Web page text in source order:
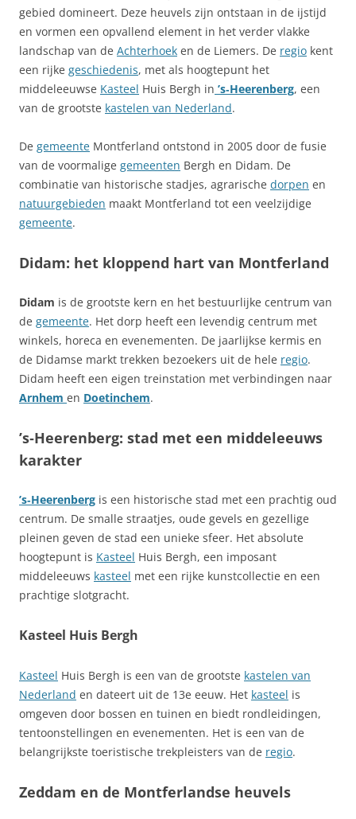
gebied domineert. Deze heuvels zijn ontstaan in de ijstijd
en vormen een opvallend element in het verder vlakke
landschap van de Achterhoek en de Liemers. De regio kent
een rijke geschiedenis, met als hoogtepunt het
middeleeuwse Kasteel Huis Bergh in ’s‑Heerenberg, een
van de grootste kastelen van Nederland.
De gemeente Montferland ontstond in 2005 door de fusie
van de voormalige gemeenten Bergh en Didam. De
combinatie van historische stadjes, agrarische dorpen en
natuurgebieden maakt Montferland tot een veelzijdige
gemeente.
Didam: het kloppend hart van Montferland
Didam is de grootste kern en het bestuurlijke centrum van
de gemeente. Het dorp heeft een levendig centrum met
winkels, horeca en evenementen. De jaarlijkse kermis en
de Didamse markt trekken bezoekers uit de hele regio.
Didam heeft een eigen treinstation met verbindingen naar
Arnhem en Doetinchem.
’s‑Heerenberg: stad met een middeleeuws
karakter
’s‑Heerenberg is een historische stad met een prachtig oud
centrum. De smalle straatjes, oude gevels en gezellige
pleinen geven de stad een unieke sfeer. Het absolute
hoogtepunt is Kasteel Huis Bergh, een imposant
middeleeuws kasteel met een rijke kunstcollectie en een
prachtige slotgracht.
Kasteel Huis Bergh
Kasteel Huis Bergh is een van de grootste kastelen van
Nederland en dateert uit de 13e eeuw. Het kasteel is
omgeven door bossen en tuinen en biedt rondleidingen,
tentoonstellingen en evenementen. Het is een van de
belangrijkste toeristische trekpleisters van de regio.
Zeddam en de Montferlandse heuvels